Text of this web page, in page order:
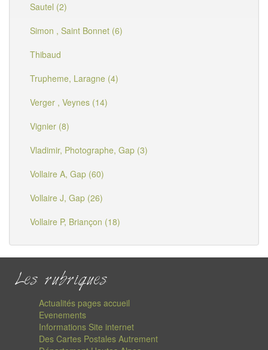
Sautel (2)
Simon , Saint Bonnet (6)
Thibaud
Trupheme, Laragne (4)
Verger , Veynes (14)
Vignier (8)
Vladimir, Photographe, Gap (3)
Vollaire A, Gap (60)
Vollaire J, Gap (26)
Vollaire P, Briançon (18)
Les rubriques
Actualités pages accueil
Evenements
Informations Site internet
Des Cartes Postales Autrement